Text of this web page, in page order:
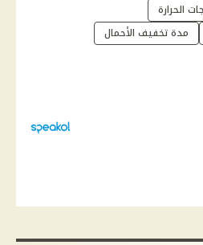
الحرارة
مدة تخفيف الأحمال